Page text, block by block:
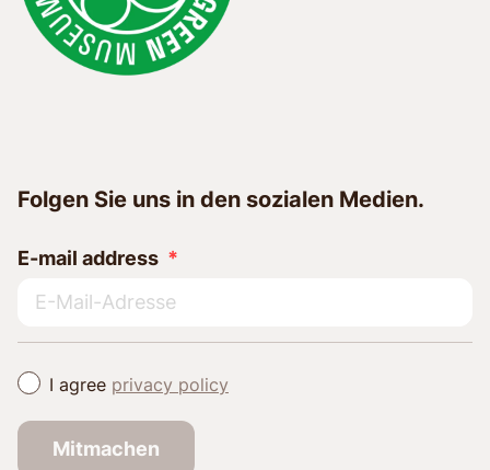
Folgen Sie uns in den sozialen Medien.
E-mail address
I agree privacy policy
Mitmachen